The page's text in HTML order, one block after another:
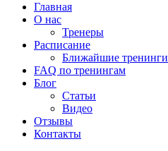
Главная
О нас
Тренеры
Расписание
Ближайшие тренинги
FAQ по тренингам
Блог
Статьи
Видео
Отзывы
Контакты